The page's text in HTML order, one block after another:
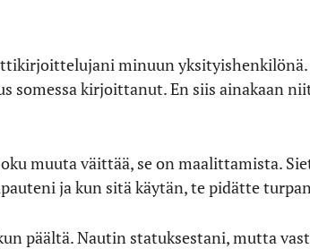
minuun
somessa kirjoittanut. En siis ainakaan
muuta väittää, se on maalittamista.
ja kun sitä käytän, te pidätte
päältä. Nautin statuksestani, mutta